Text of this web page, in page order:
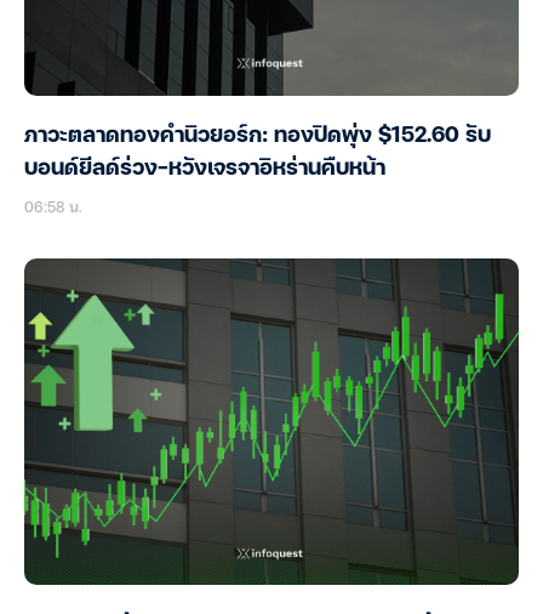
ภาวะตลาดทองคำนิวยอร์ก: ทองปิดพุ่ง $152.60 รับ
บอนด์ยีลด์ร่วง-หวังเจรจาอิหร่านคืบหน้า
06:58 น.